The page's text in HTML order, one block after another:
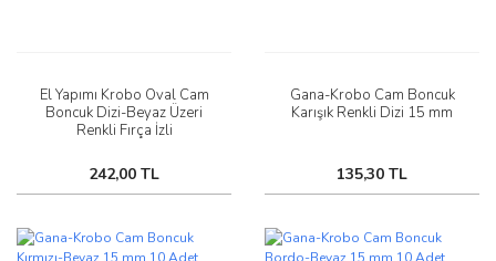
El Yapımı Krobo Oval Cam
Boncuk Dizi-Beyaz Üzeri
Renkli Fırça İzli
242,00 TL
Gana-Krobo Cam Boncuk
Karışık Renkli Dizi 15 mm
135,30 TL